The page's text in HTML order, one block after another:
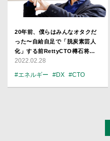
20年前、僕らはみんなオタクだ
った〜自給自足で「脱炭素芸人
化」する前RettyCTO樽石将人
の戦略なきキャリア論
2022.02.28
#エネルギー
#DX #CTO